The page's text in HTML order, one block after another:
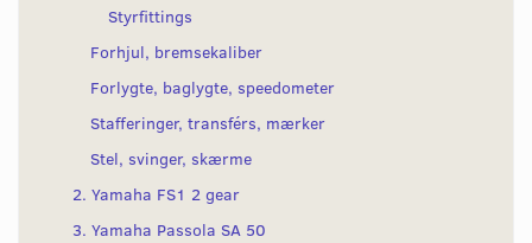
Styrfittings
Forhjul, bremsekaliber
Forlygte, baglygte, speedometer
Stafferinger, transférs, mærker
Stel, svinger, skærme
2. Yamaha FS1 2 gear
3. Yamaha Passola SA 50